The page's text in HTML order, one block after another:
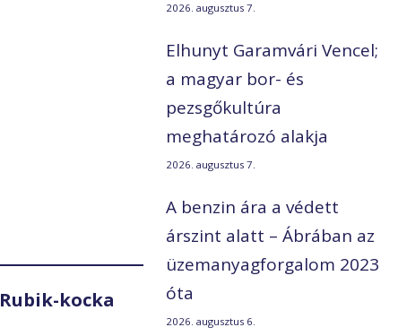
kocka
2026. augusztus 7.
Elhunyt Garamvári Vencel;
a magyar bor- és
pezsgőkultúra
meghatározó alakja
2026. augusztus 7.
A benzin ára a védett
árszint alatt – Ábrában az
üzemanyagforgalom 2023
óta
2026. augusztus 6.